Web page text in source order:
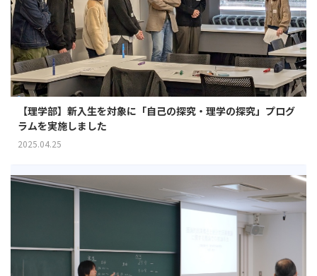
【理学部】新入生を対象に「自己の探究・理学の探究」プログ
ラムを実施しました
2025.04.25